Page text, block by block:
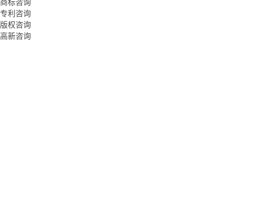
商标咨询
专利咨询
版权咨询
高新咨询